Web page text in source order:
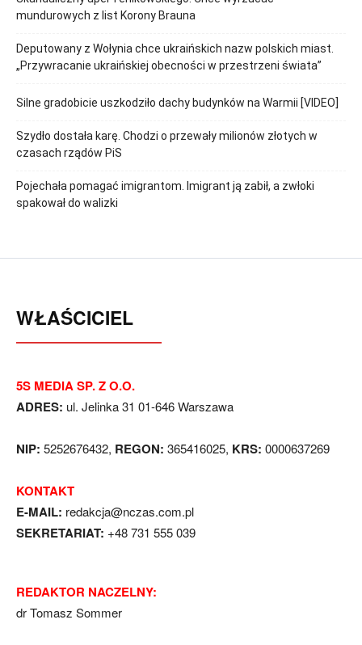
mundurowych z list Korony Brauna
Deputowany z Wołynia chce ukraińskich nazw polskich miast.
„Przywracanie ukraińskiej obecności w przestrzeni świata”
Silne gradobicie uszkodziło dachy budynków na Warmii [VIDEO]
Szydło dostała karę. Chodzi o przewały milionów złotych w
czasach rządów PiS
Pojechała pomagać imigrantom. Imigrant ją zabił, a zwłoki
spakował do walizki
WŁAŚCICIEL
5S MEDIA SP. Z O.O.
ADRES: ul. Jelinka 31 01-646 Warszawa
NIP: 5252676432, REGON: 365416025, KRS: 0000637269
KONTAKT
E-MAIL: redakcja@nczas.com.pl
SEKRETARIAT: +48 731 555 039
REDAKTOR NACZELNY:
dr Tomasz Sommer